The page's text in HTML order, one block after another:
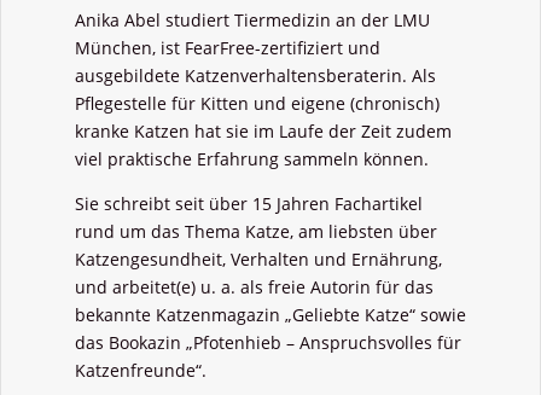
Anika Abel studiert Tiermedizin an der LMU
München, ist FearFree-zertifiziert und
ausgebildete Katzenverhaltensberaterin. Als
Pflegestelle für Kitten und eigene (chronisch)
kranke Katzen hat sie im Laufe der Zeit zudem
viel praktische Erfahrung sammeln können.
Sie schreibt seit über 15 Jahren Fachartikel
rund um das Thema Katze, am liebsten über
Katzengesundheit, Verhalten und Ernährung,
und arbeitet(e) u. a. als freie Autorin für das
bekannte Katzenmagazin „Geliebte Katze“ sowie
das Bookazin „Pfotenhieb – Anspruchsvolles für
Katzenfreunde“.